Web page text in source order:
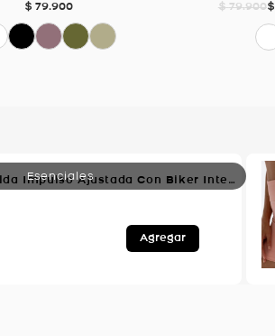
$ 79.900
$ 79.900$
Falda Impulso Ajustada Con Biker Interno, Color Uva Para Mujer
Agregar